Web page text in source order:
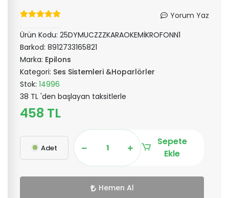
Yorum Yaz
Ürün Kodu: 25DYMUCZZZKARAOKEMİKROFONN1
Barkod: 8912733165821
Marka: Epilons
Kategori: Ses Sistemleri &Hoparlörler
Stok: 14996
38 TL 'den başlayan taksitlerle
458 TL
Adet
Sepete
Ekle
Hemen Al